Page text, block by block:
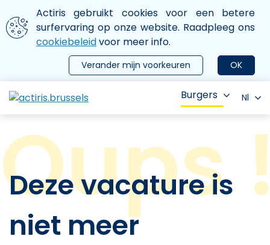
Aller au contenu principal
We gebruiken cookies
Actiris gebruikt cookies voor een betere
surfervaring op onze website. Raadpleeg ons
cookiebeleidvoor meer info.
OK
Verander mijn voorkeuren
le menu
Burgers Nl
Deze vacature is
niet meer